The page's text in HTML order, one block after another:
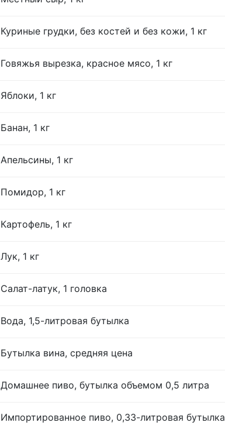
Куриные грудки, без костей и без кожи, 1 кг
Говяжья вырезка, красное мясо, 1 кг
Яблоки, 1 кг
Банан, 1 кг
Апельсины, 1 кг
Помидор, 1 кг
Картофель, 1 кг
Лук, 1 кг
Салат-латук, 1 головка
Вода, 1,5-литровая бутылка
Бутылка вина, средняя цена
Домашнее пиво, бутылка объемом 0,5 литра
Импортированное пиво, 0,33-литровая бутылка